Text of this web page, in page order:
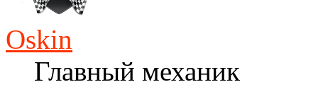
Oskin
Главный механик